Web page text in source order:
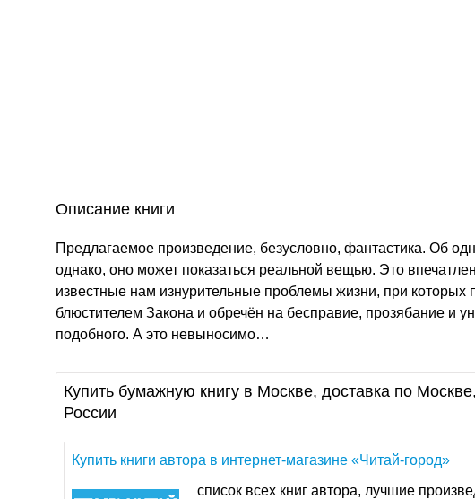
Описание книги
Предлагаемое произведение, безусловно, фантастика. Об
однако, оно может показаться реальной вещью. Это
известные нам изнурительные проблемы жизни, при которых
блюстителем Закона и обречён на бесправие, прозябание и
подобного. А это невыносимо…
Купить бумажную книгу в Москве, доставка по
России
Купить книги автора в интернет-магазине «Читай-город»
cписок всех книг авторa, лучшие